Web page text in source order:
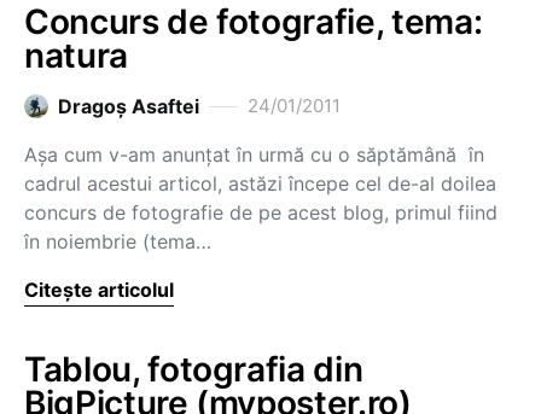
Concurs de fotografie, tema:
natura
Dragoş Asaftei 24/01/2011
Aşa cum v-am anunţat în urmă cu o săptămână în
cadrul acestui articol, astăzi începe cel de-al doilea
concurs de fotografie de pe acest blog, primul fiind
în noiembrie (tema…
Citește articolul
Tablou, fotografia din
BigPicture (myposter.ro)